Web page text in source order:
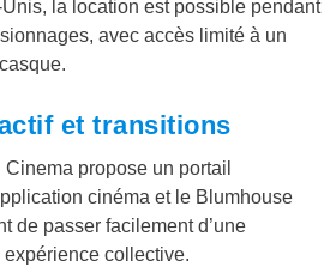
la location est possible pendant
avec accès limité à un
et transitions
propose un portail
cinéma et le Blumhouse
de passer facilement d’une
collective.